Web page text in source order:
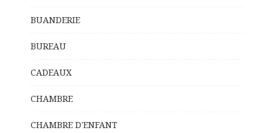
BUANDERIE
BUREAU
CADEAUX
CHAMBRE
CHAMBRE D'ENFANT